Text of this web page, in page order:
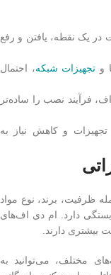
در یک نقطه، یافتن و رفع
و تجهیزات شبکه، احتمال
فرآیند نصب را ساده‌تر
و کاهش نیاز به
ظرفیت، برند، نوع مواد
بستگی دارد. ام دی اف‌های
بیشتری دارند.
مختلف، می‌توانید به